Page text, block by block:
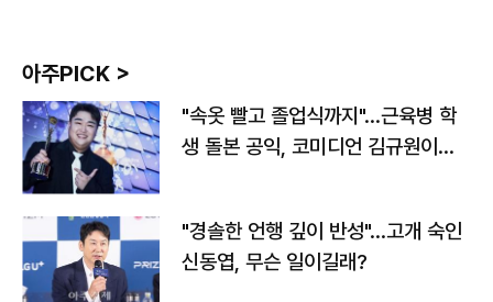
아주PICK >
"속옷 빨고 졸업식까지"…근육병 학
생 돌본 공익, 코미디언 김규원이었
"경솔한 언행 깊이 반성"…고개 숙인
신동엽, 무슨 일이길래?